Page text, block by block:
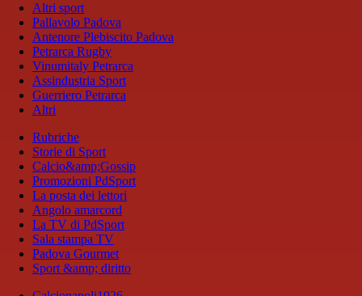
Altri sport
Pallavolo Padova
Antenore Plebiscito Padova
Petrarca Rugby
Vinumitaly Petrarca
Assindustria Sport
Guerriero Petrarca
Altri
Rubriche
Storie di Sport
Calcio&amp;Gossip
Promozioni PdSport
La posta dei lettori
Angolo amarcord
La TV di PdSport
Sala stampa TV
Padova Gourmet
Sport &amp; diritto